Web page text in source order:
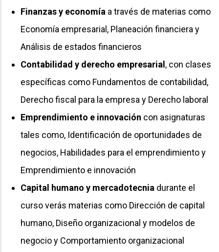
Finanzas y economía a través de materias como
Economía empresarial, Planeación financiera y
Análisis de estados financieros
Contabilidad y derecho empresarial , con clases
específicas como Fundamentos de contabilidad,
Derecho fiscal para la empresa y Derecho laboral
Emprendimiento e innovación con asignaturas
tales como, Identificación de oportunidades de
negocios, Habilidades para el emprendimiento y
Emprendimiento e innovación
Capital humano y mercadotecnia durante el
curso verás materias como Dirección de capital
humano, Diseño organizacional y modelos de
negocio y Comportamiento organizacional